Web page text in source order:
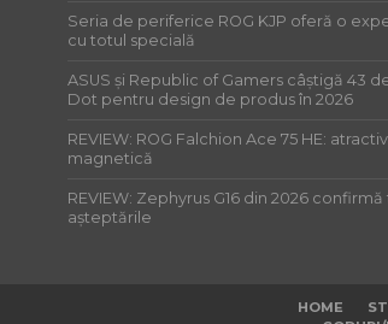
Seria de periferice ROG KJP oferă o
cu totul specială
ASUS și Republic of Gamers câștigă 43
Dot pentru design de produs în 2026
REVIEW: ROG Falchion Ace 75 HE:
magnetică
REVIEW: Zephyrus G16 din 2026
așteptările
HOME